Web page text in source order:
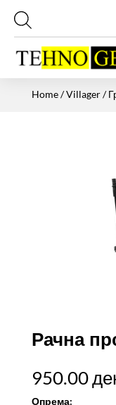
Home/Villager/
Рачна
950.00
Опрема: